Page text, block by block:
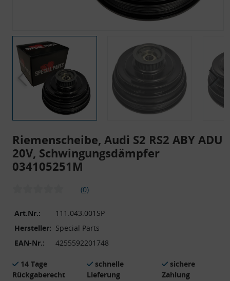
Riemenscheibe, Audi S2 RS2 ABY ADU
20V, Schwingungsdämpfer
034105251M
(0)
Art.Nr.:
111.043.001SP
Hersteller: Special Parts
EAN-Nr.:
4255592201748
14 Tage
Rückgaberecht
schnelle
Lieferung
sichere
Zahlung